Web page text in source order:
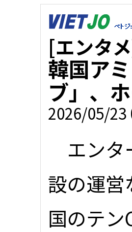
[エンタ
韓国ア
ブ」、
2026/05/23
エンタ
設の運営
国のテン